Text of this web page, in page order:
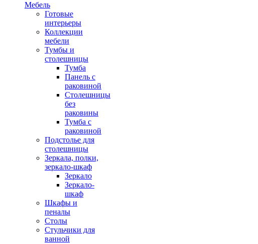
Мебель
Готовые
интерьеры
Коллекции
мебели
Тумбы и
столешницы
Тумба
Панель с
раковиной
Столешницы
без
раковины
Тумба с
раковиной
Подстолье для
столешницы
Зеркала, полки,
зеркало-шкаф
Зеркало
Зеркало-
шкаф
Шкафы и
пеналы
Столы
Стульчики для
ванной